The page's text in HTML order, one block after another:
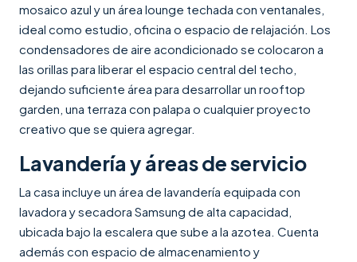
mosaico azul y un área lounge techada con ventanales,
ideal como estudio, oficina o espacio de relajación. Los
condensadores de aire acondicionado se colocaron a
las orillas para liberar el espacio central del techo,
dejando suficiente área para desarrollar un rooftop
garden, una terraza con palapa o cualquier proyecto
creativo que se quiera agregar.
Lavandería y áreas de servicio
La casa incluye un área de lavandería equipada con
lavadora y secadora Samsung de alta capacidad,
ubicada bajo la escalera que sube a la azotea. Cuenta
además con espacio de almacenamiento y